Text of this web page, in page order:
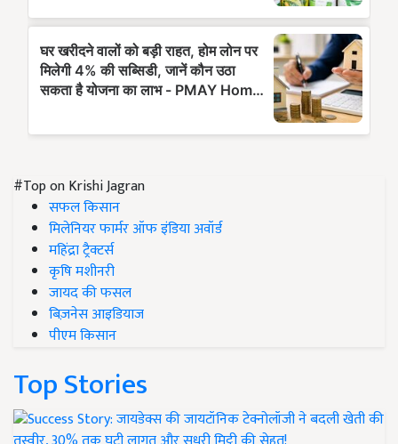
#Top on Krishi Jagran
सफल किसान
मिलेनियर फार्मर ऑफ इंडिया अवॉर्ड
महिंद्रा ट्रैक्टर्स
कृषि मशीनरी
जायद की फसल
बिज़नेस आइडियाज
पीएम किसान
Top Stories